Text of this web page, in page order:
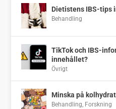
Dietistens IBS-tips
Behandling
TikTok och IBS-
innehållet?
Övrigt
Minska på
Behandling, Forskning